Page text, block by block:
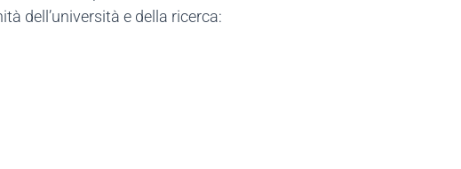
dell’università e della ricerca: